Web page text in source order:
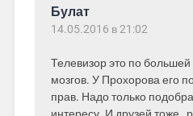
Булат
14.05.2016 в 21:02
Телевизор это по большей
мозгов. У Прохорова его
прав. Надо только